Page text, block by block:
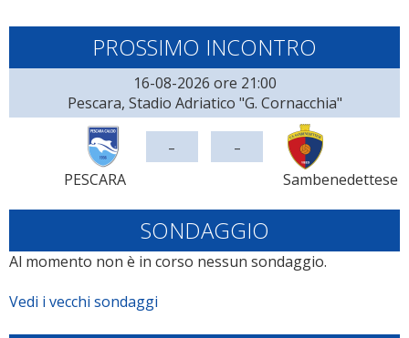
PROSSIMO INCONTRO
16-08-2026 ore 21:00
Pescara, Stadio Adriatico "G. Cornacchia"
PESCARA
- -
Sambenedettese
SONDAGGIO
Al momento non è in corso nessun sondaggio.
Vedi i vecchi sondaggi